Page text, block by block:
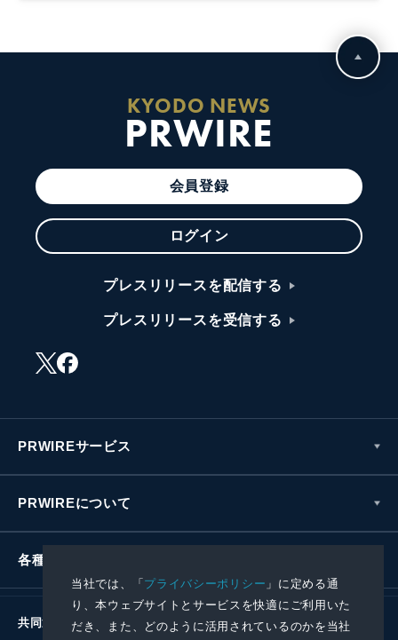
当社では、「プライバシーポリシー 」に定める通
り、本ウェブサイトとサービスを快適にご利用いた
だき、また、どのように活用されているのかを当社
KYODO NEWS
PRWIRE
会員登録
ログイン
プレスリリースを配信する
プレスリリースを受信する
PRWIREサービス
PRWIREについて
各種お問い合わせ
共同通信社グループ